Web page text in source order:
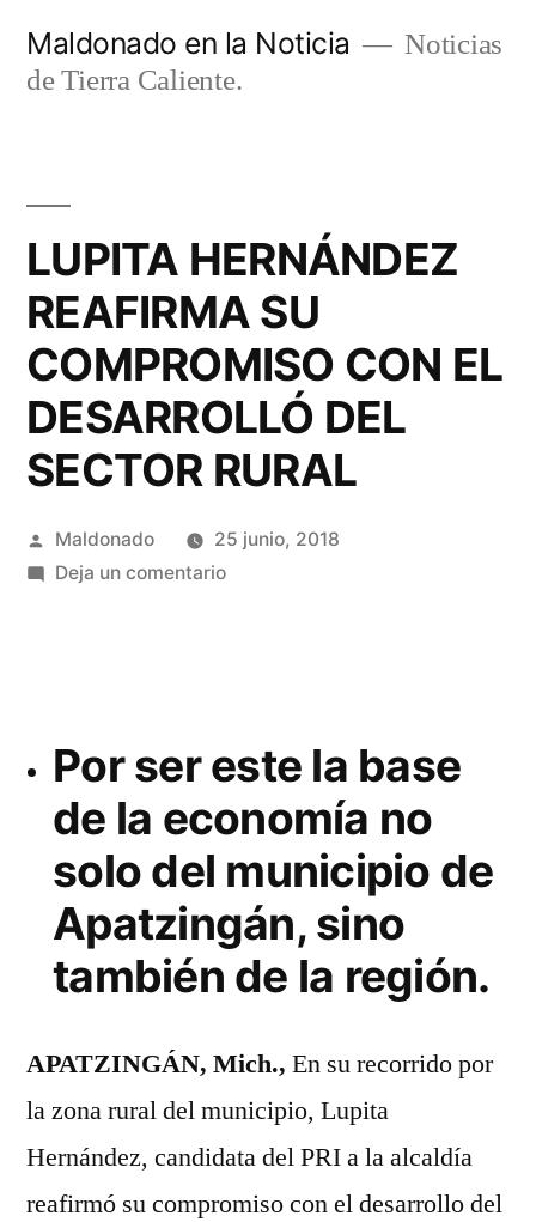
Maldonado en la Noticia
Noticias
de Tierra Caliente.
LUPITA HERNÁNDEZ
REAFIRMA SU
COMPROMISO CON EL
DESARROLLÓ DEL
SECTOR RURAL
Publicado
por
Maldonado
25 junio, 2018
Deja un comentarioen
CON
EL
DESARROLLÓ
DEL
SECTOR
RURAL
Por ser este la base
de la economía no
solo del municipio de
Apatzingán, sino
también de la región.
APATZINGÁN, Mich., En su recorrido por
la zona rural del municipio, Lupita
Hernández, candidata del PRI a la alcaldía
reafirmó su compromiso con el desarrollo del